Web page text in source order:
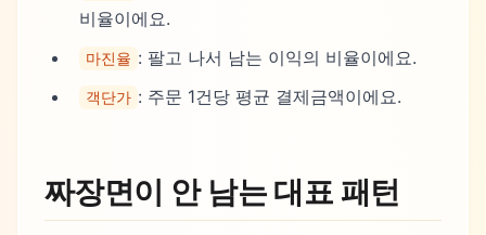
비율이에요.
마진율 : 팔고 나서 남는 이익의 비율이에요.
객단가 : 주문 1건당 평균 결제금액이에요.
짜장면이 안 남는 대표 패턴